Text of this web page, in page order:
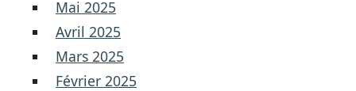
Mai 2025
Avril 2025
Mars 2025
Février 2025